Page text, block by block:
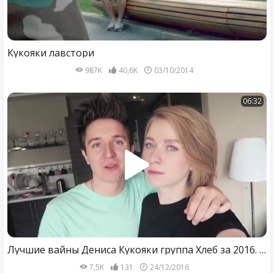
Кукояки лавстори
987K 40,6K 03/10/2014
06:32
Лучшие вайны Дениса Кукояки группа Хлеб за 2016. Группа Хлеб #1
7,5K 131 24/12/2016